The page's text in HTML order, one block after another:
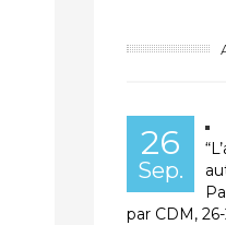
26
Sep.
par CDM,